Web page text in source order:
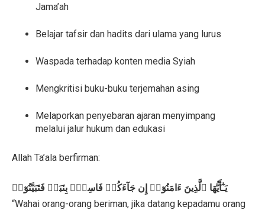
Jama’ah
Belajar tafsir dan hadits dari ulama yang lurus
Waspada terhadap konten media Syiah
Mengkritisi buku-buku terjemahan asing
Melaporkan penyebaran ajaran menyimpang
melalui jalur hukum dan edukasi
Allah Ta’ala berfirman:
يَـٰٓأَيُّهَا ٱلَّذِينَ ءَامَنُوٓا۟ إِن جَآءَكُمۡ فَاسِقُۢ بِنَبَإٖ فَتَبَيَّنُوٓا۟
“Wahai orang-orang beriman, jika datang kepadamu orang